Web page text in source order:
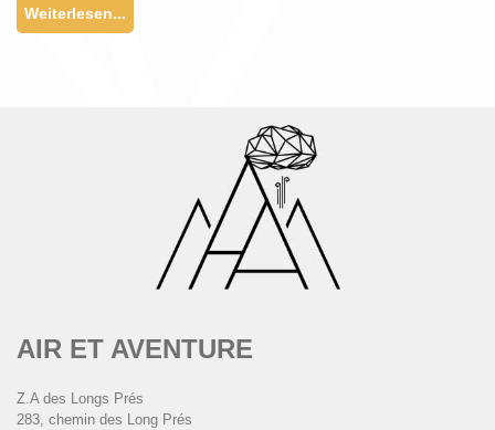
Weiterlesen...
AIR ET AVENTURE
Z.A des Longs Prés
283, chemin des Long Prés